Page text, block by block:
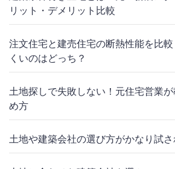
リット・デメリット比較
注文住宅と建売住宅の断熱性能を比
くいのはどっち？
土地探しで失敗しない！元住宅営業
め方
土地や建築会社の選び方がかなり試